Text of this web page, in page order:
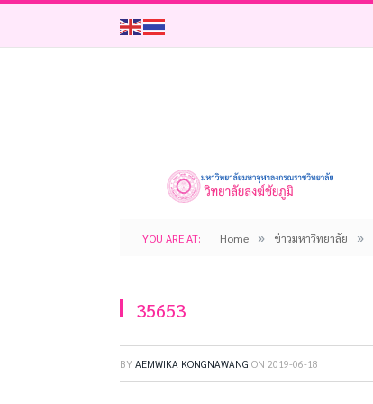
YOU ARE AT: Home » ข่าวมหาวิทยาลัย »
35653
BY AEMWIKA KONGNAWANG ON 2019-06-18